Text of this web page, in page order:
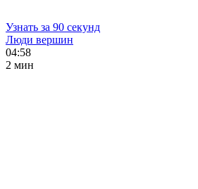
Узнать за 90 секунд
Люди вершин
04:58
2 мин